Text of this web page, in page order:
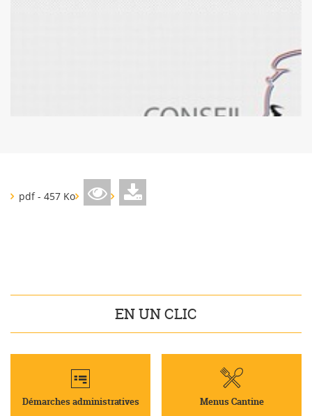
pdf - 457 Ko
EN UN CLIC
Démarches administratives Menus Cantine